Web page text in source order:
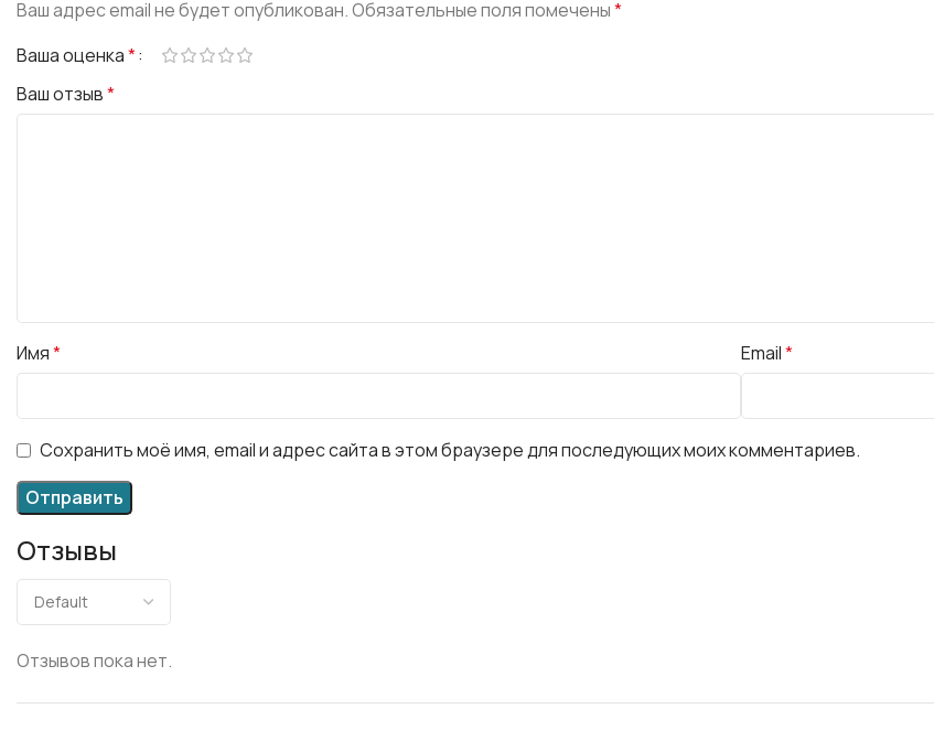
Отзывы
Отзывов пока нет.
Ваш адрес email не будет опубликован.Обязательные поля помечены*
Ваша оценка*
Ваш отзыв*
Имя* Email*
Сохранить моё имя, email и адрес сайта в этом браузере для последующих моих комментариев.